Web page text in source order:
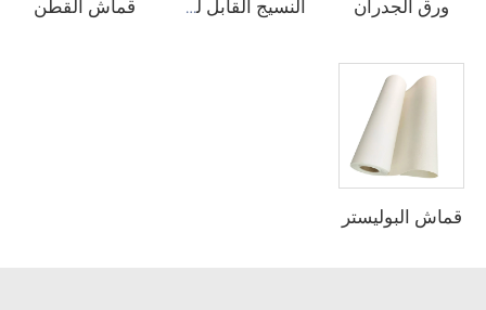
ورق الجدران النسيج القابل للطباعة قماش القطن
قماش البوليستر